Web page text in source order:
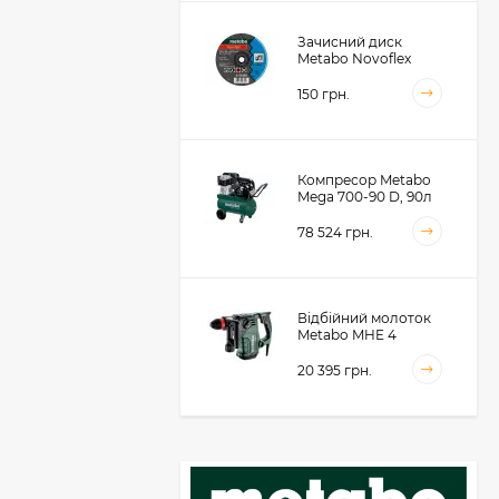
Зачисний диск
Metabo Novoflex
(616468000)
150 грн.
Компресор Metabo
Mega 700-90 D, 90л
78 524 грн.
Відбійний молоток
Metabo MHE 4
20 395 грн.
фрезер для обробки
металевих крайок